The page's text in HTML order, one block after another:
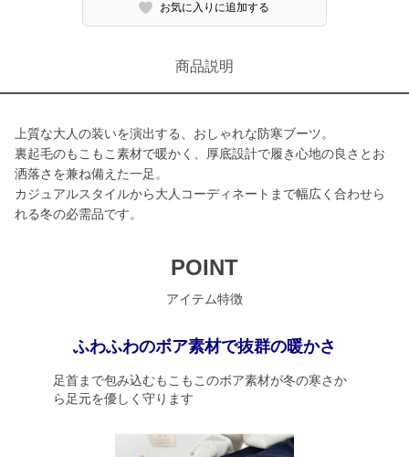
お気に入りに追加する
商品説明
上質な大人の装いを演出する、おしゃれな防寒ブーツ。
裏起毛のもこもこ素材で暖かく、厚底設計で履き心地の良さとお
洒落さを兼ね備えた一足。
カジュアルスタイルから大人コーディネートまで幅広く合わせら
れる冬の必需品です。
POINT
アイテム特徴
ふわふわのボア素材で抜群の暖かさ
足首まで包み込むもこもこのボア素材が冬の寒さか
ら足元を優しく守ります